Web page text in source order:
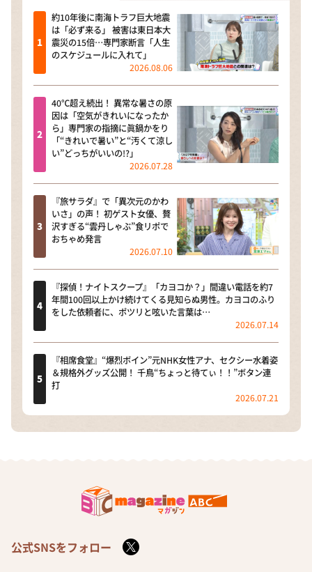
約10年後に南海トラフ巨大地震
は「必ず来る」 被害は東日本大
震災の15倍…専門家断言「人生
のスケジュールに入れて」
2026.08.06
40℃超え続出！ 異常な暑さの原
因は「空気がきれいになったか
ら」専門家の指摘に眞鍋かをり
「“きれいで暑い”と“汚くて涼し
い”どっちがいいの!?」
2026.07.28
『旅サラダ』で「異次元のかわ
いさ」の声！ 初ゲスト女優、贅
沢すぎる“雲丹しゃぶ”食リポで
おちゃめ発言
2026.07.10
『探偵！ナイトスクープ』「カヨコか？」間違い電話を約7
年間100回以上かけ続けてくる見知らぬ男性。カヨコのふり
をした依頼者に、ポツリと呟いた言葉は…
2026.07.14
『相席食堂』“爆烈ボイン”元NHK女性アナ、セクシー水着姿
＆規格外グッズ公開！ 千鳥“ちょっと待てぃ！！”ボタン連
打
2026.07.21
公式SNSをフォロー